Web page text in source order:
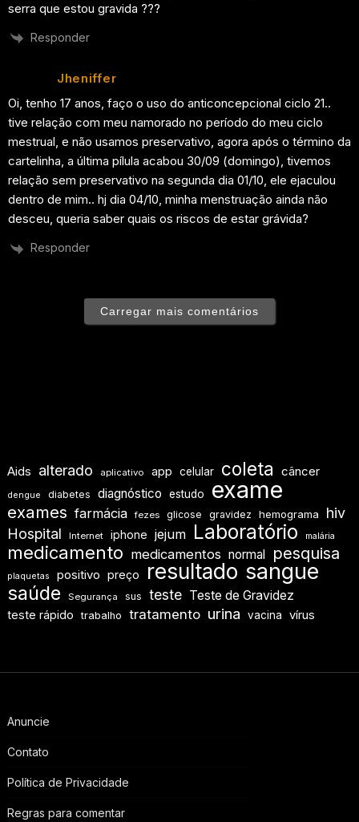
serra que estou gravida ???
Responder
Jheniffer
Oi, tenho 17 anos, faço o uso do anticoncepcional ciclo 21..
tive relação com meu namorado no período do meu ciclo
mestrual, e não usamos preservativo, agora após o término da
cartelinha, a última pílula acabou 30/09 (domingo), tivemos
relação sem preservativo na segunda dia 01/10, ele ejaculou
dentro de mim.. hj dia 04/10, minha menstruação ainda não
desceu, queria saber quais os riscos de estar grávida?
Responder
Carregar mais comentários
Aids alterado aplicativo app celular coleta câncer
dengue diabetes diagnóstico estudo exame
exames farmácia fezes glicose gravidez hemograma
hiv
Hospital
Internet iphone jejum Laboratório malária
medicamento medicamentos normal pesquisa
plaquetas positivo preço resultado sangue
saúde Segurança sus teste Teste de Gravidez
teste rápido trabalho tratamento urina vacina vírus
Anuncie
Contato
Política de Privacidade
Regras para comentar